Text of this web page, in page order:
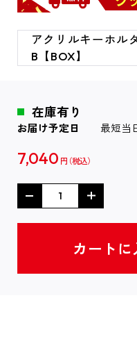
アクリルキーホル
B【BOX】
在庫有り
お届け予定日 最短当
7,040 円